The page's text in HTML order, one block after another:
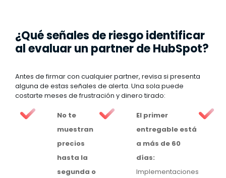
¿Qué señales de riesgo identificar
al evaluar un partner de HubSpot?
Antes de firmar con cualquier partner, revisa si presenta
alguna de estas señales de alerta. Una sola puede
costarte meses de frustración y dinero tirado:
No te
muestran
precios
hasta la
segunda o
El primer
entregable está
a más de 60
días:
Implementaciones